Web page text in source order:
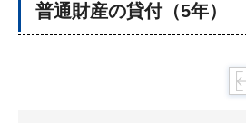
普通財産の貸付（5年）